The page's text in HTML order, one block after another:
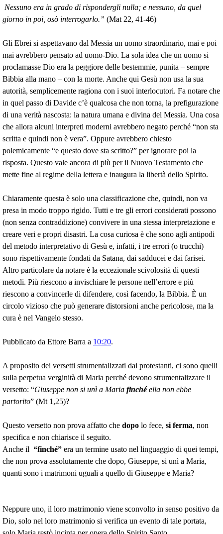
Nessuno era in grado di rispondergli nulla; e nessuno, da quel
giorno in poi, osò interrogarlo.” (Mat 22, 41-46)
Gli Ebrei si aspettavano dal Messia un uomo straordinario, mai e poi
mai avrebbero pensato ad uomo-Dio. La sola idea che un uomo si
proclamasse Dio era la peggiore delle bestemmie, punita – sempre
Bibbia alla mano – con la morte. Anche qui Gesù non usa la sua
autorità, semplicemente ragiona con i suoi interlocutori. Fa notare che
in quel passo di Davide c’è qualcosa che non torna, la prefigurazione
di una verità nascosta: la natura umana e divina del Messia. Una cosa
che allora alcuni interpreti moderni avrebbero negato perché “non sta
scritta e quindi non è vera”. Oppure avrebbero chiesto
polemicamente “e questo dove sta scritto?” per ignorare poi la
risposta. Questo vale ancora di più per il Nuovo Testamento che
mette fine al regime della lettera e inaugura la libertà dello Spirito.
Chiaramente questa è solo una classificazione che, quindi, non va
presa in modo troppo rigido. Tutti e tre gli errori considerati possono
(non senza contraddizione) convivere in una stessa interpretazione e
creare veri e propri disastri. La cosa curiosa è che sono agli antipodi
del metodo interpretativo di Gesù e, infatti, i tre errori (o trucchi)
sono rispettivamente fondati da Satana, dai sadducei e dai farisei.
Altro particolare da notare è la eccezionale scivolosità di questi
metodi. Più riescono a invischiare le persone nell’errore e più
riescono a convincerle di difendere, così facendo, la Bibbia. È un
circolo vizioso che può generare distorsioni anche pericolose, ma la
cura è nel Vangelo stesso.
Pubblicato da Ettore Barra a 10:20.
A proposito dei versetti strumentalizzati dai protestanti, ci sono quelli
sulla perpetua verginità di Maria perché devono strumentalizzare il
versetto: “Giuseppe non si unì a Maria finchéella non ebbe
partorito” (Mt 1,25)?
Questo versetto non prova affatto che dopo lo fece, si ferma, non
specifica e non chiarisce il seguito.
Anche il “finché” era un termine usato nel linguaggio di quei tempi,
che non prova assolutamente che dopo, Giuseppe, si unì a Maria,
quanti sono i matrimoni uguali a quello di Giuseppe e Maria?
Neppure uno, il loro matrimonio viene sconvolto in senso positivo da
Dio, solo nel loro matrimonio si verifica un evento di tale portata,